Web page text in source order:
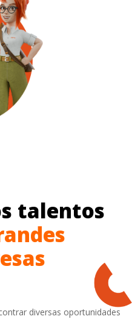
talentos
diversas oportunidades